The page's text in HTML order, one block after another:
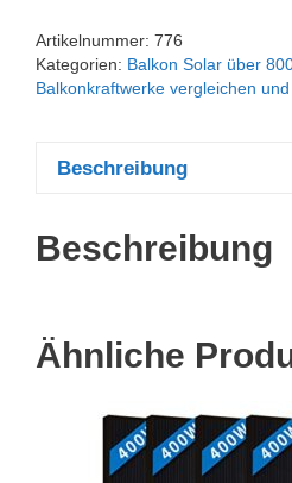
Artikelnummer: 776
Kategorien: Balkon Solar über
Balkonkraftwerke vergleichen
Beschreibung
Beschreibung
Ähnliche